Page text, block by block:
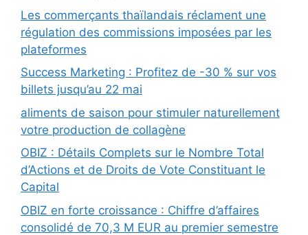
Les commerçants thaïlandais réclament une
régulation des commissions imposées par les
plateformes
Success Marketing : Profitez de -30 % sur vos
billets jusqu’au 22 mai
aliments de saison pour stimuler naturellement
votre production de collagène
OBIZ : Détails Complets sur le Nombre Total
d’Actions et de Droits de Vote Constituant le
Capital
OBIZ en forte croissance : Chiffre d’affaires
consolidé de 70,3 M EUR au premier semestre